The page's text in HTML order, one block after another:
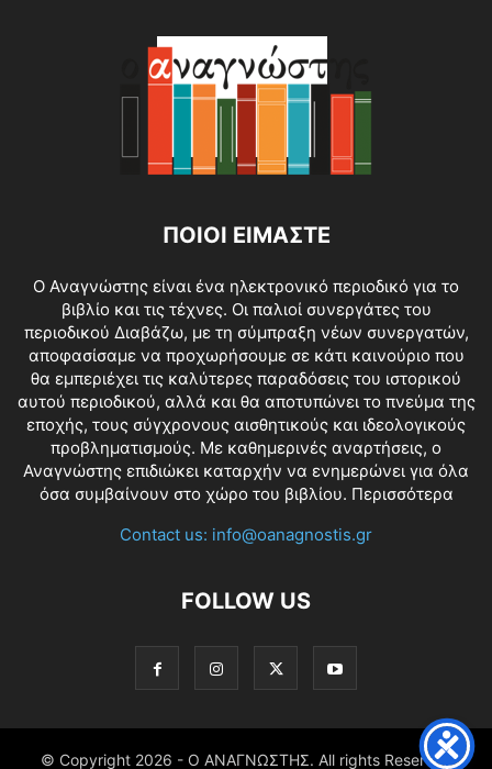
ΠΟΙΟΙ ΕΙΜΑΣΤΕ
O Αναγνώστης είναι ένα ηλεκτρονικό περιοδικό για το
βιβλίο και τις τέχνες. Οι παλιοί συνεργάτες του
περιοδικού Διαβάζω, με τη σύμπραξη νέων συνεργατών,
αποφασίσαμε να προχωρήσουμε σε κάτι καινούριο που
θα εμπεριέχει τις καλύτερες παραδόσεις του ιστορικού
αυτού περιοδικού, αλλά και θα αποτυπώνει το πνεύμα της
εποχής, τους σύγχρονους αισθητικούς και ιδεολογικούς
προβληματισμούς. Με καθημερινές αναρτήσεις, ο
Αναγνώστης επιδιώκει καταρχήν να ενημερώνει για όλα
όσα συμβαίνουν στο χώρο του βιβλίου. Περισσότερα
Contact us: info@oanagnostis.gr
FOLLOW US
© Copyright 2026 - Ο ΑΝΑΓΝΩΣΤΗΣ. All rights Reserved